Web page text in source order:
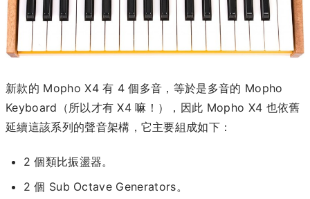
新款的 Mopho X4 有 4 個多音，等於是多音的 Mopho
Keyboard（所以才有 X4 嘛！），因此 Mopho X4 也依舊
延續這該系列的聲音架構，它主要組成如下：
2 個類比振盪器。
2 個 Sub Octave Generators。